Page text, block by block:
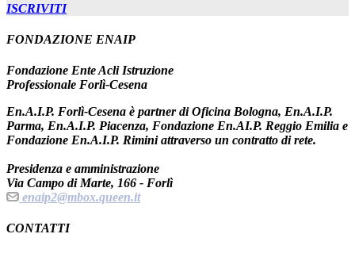
ISCRIVITI
FONDAZIONE ENAIP
Fondazione Ente Acli Istruzione
Professionale Forlì-Cesena
En.A.I.P. Forlì-Cesena è partner di Oficina Bologna, En.A.I.P.
Parma, En.A.I.P. Piacenza, Fondazione En.AI.P. Reggio Emilia e
Fondazione En.A.I.P. Rimini attraverso un contratto di rete.
Presidenza e amministrazione
Via Campo di Marte, 166 - Forlì
enaip2@mbox.queen.it
CONTATTI